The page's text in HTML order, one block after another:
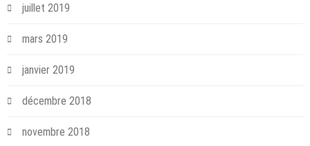
juillet 2019
mars 2019
janvier 2019
décembre 2018
novembre 2018